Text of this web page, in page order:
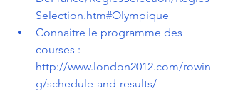
Selection.htm#Olympique
Connaitre le programme des
courses :
http://www.london2012.com/rowin
g/schedule-and-results/